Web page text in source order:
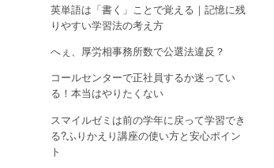
英単語は「書く」ことで覚える｜記憶に残
りやすい学習法の考え方
へぇ、厚労相事務所数で公選法違反？
コールセンターで正社員するか迷ってい
る！本当はやりたくない
スマイルゼミは前の学年に戻って学習でき
る?ふりかえり講座の使い方と安心ポイン
ト